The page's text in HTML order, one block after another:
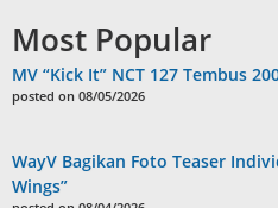
Most Popular
MV “Kick It” NCT 127 Tembus
posted on 08/05/2026
WayV Bagikan Foto Teaser
Wings”